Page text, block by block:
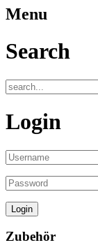
Menu
Search
Login
Zubehör